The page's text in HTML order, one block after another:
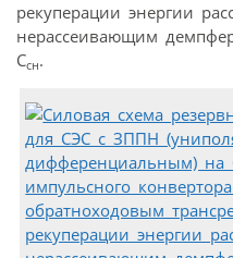
рекуперации энергии
нерассеивающим
Ссн.